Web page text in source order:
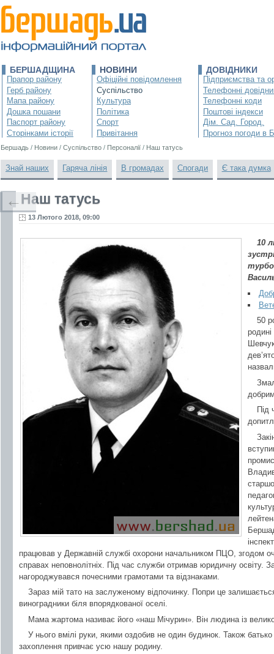
БЕРШАДЩИНА
Прапор району
Герб району
Мапа району
Дошка пошани
Паспорт району
Сторінками історії
НОВИНИ
Офіційні повідомлення
Суспільство
Культура
Політика
Спорт
Привітання
ДОВІДНИКИ
Підприємства та
Телефонні
Телефонні коди
Поштові індекси
Дім. Сад. Город.
Прогноз погоди в
Бершадь / Новини / Суспільство / Персоналії / Наш татусь
Знай наших Гаряча лінія В громадах Спогади Є така думка
Наш татусь
13 Лютого 2018, 09:00
10
50
родині
Під
працював у Державній службі охорони начальником ПЦО, згодом
справах неповнолітніх. Під час служби отримав юридичну освіту.
нагороджувався почесними грамотами та відзнаками.
Зараз мій тато на заслуженому відпочинку. Попри це
виноградники біля впорядкованої оселі.
Мама жартома називає його «наш Мічурин». Він людина із
У нього вмілі руки, якими оздобив не один будинок. Також
захоплення привчає усю нашу родину.
←